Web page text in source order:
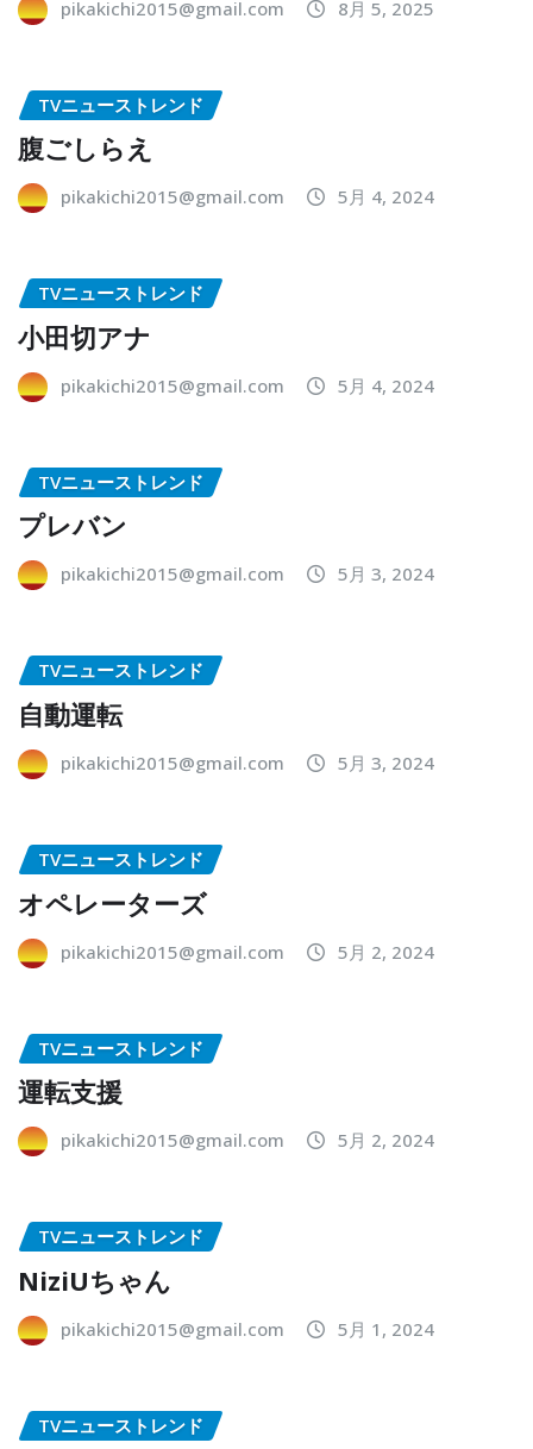
pikakichi2015@gmail.com 8月 5, 2025
TVニューストレンド
腹ごしらえ
pikakichi2015@gmail.com 5月 4, 2024
TVニューストレンド
小田切アナ
pikakichi2015@gmail.com 5月 4, 2024
TVニューストレンド
プレバン
pikakichi2015@gmail.com 5月 3, 2024
TVニューストレンド
自動運転
pikakichi2015@gmail.com 5月 3, 2024
TVニューストレンド
オペレーターズ
pikakichi2015@gmail.com 5月 2, 2024
TVニューストレンド
運転支援
pikakichi2015@gmail.com 5月 2, 2024
TVニューストレンド
NiziUちゃん
pikakichi2015@gmail.com 5月 1, 2024
TVニューストレンド